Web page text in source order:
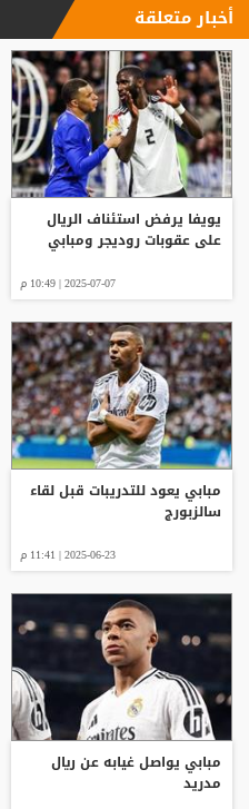
أخبار متعلقة
يويفا يرفض استئناف الريال
على عقوبات روديجر ومبابي
2025-07-07 | 10:49 م
مبابي يعود للتدريبات قبل لقاء
سالزبورج
2025-06-23 | 11:41 م
مبابي يواصل غيابه عن ريال
مدريد